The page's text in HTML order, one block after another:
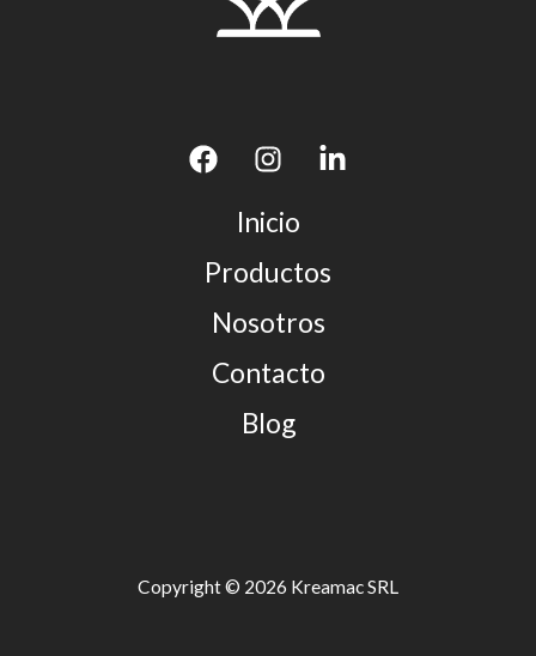
Inicio
Productos
Nosotros
Contacto
Blog
Copyright © 2026 Kreamac SRL